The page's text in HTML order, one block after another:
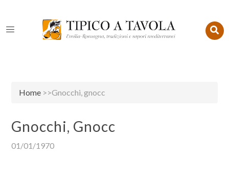
Home >>Gnocchi, gnocc
Gnocchi, Gnocc
01/01/1970